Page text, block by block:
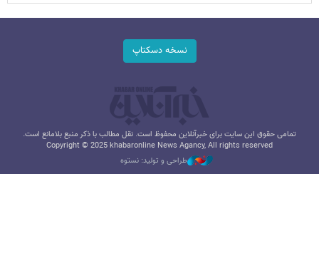
نسخه دسکتاپ
تمامی حقوق این سایت برای خبرآنلاین محفوظ است. نقل مطالب با ذکر منبع بلامانع است.
Copyright © 2025 khabaronline News Agancy, All rights reserved
طراحی و تولید: نستوه